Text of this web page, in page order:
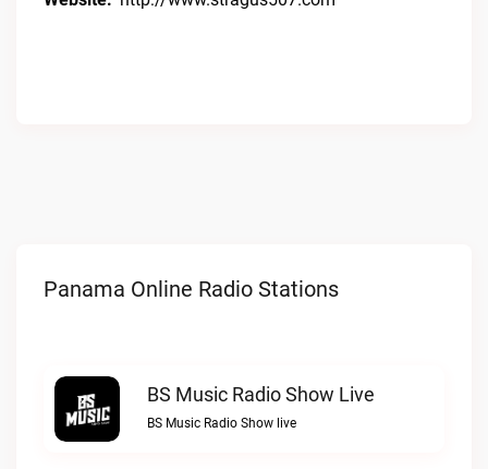
Panama Online Radio Stations
BS Music Radio Show Live
BS Music Radio Show live